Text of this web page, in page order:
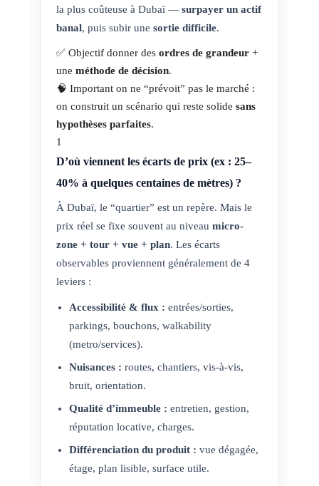
la plus coûteuse à Dubaï — surpayer un actif
banal, puis subir une sortie difficile.
✅ Objectif donner des ordres de grandeur +
une méthode de décision.
🧠 Important on ne “prévoit” pas le marché :
on construit un scénario qui reste solide sans
hypothèses parfaites.
1
D’où viennent les écarts de prix (ex : 25–
40% à quelques centaines de mètres) ?
À Dubaï, le “quartier” est un repère. Mais le
prix réel se fixe souvent au niveau micro-
zone + tour + vue + plan. Les écarts
observables proviennent généralement de 4
leviers :
Accessibilité & flux : entrées/sorties,
parkings, bouchons, walkability
(metro/services).
Nuisances : routes, chantiers, vis-à-vis,
bruit, orientation.
Qualité d’immeuble : entretien, gestion,
réputation locative, charges.
Différenciation du produit : vue dégagée,
étage, plan lisible, surface utile.